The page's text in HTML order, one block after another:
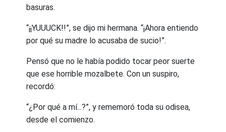
basuras.
“¡¡YUUUCK!!”, se dijo mi hermana. “¡Ahora entiendo
por qué su madre lo acusaba de sucio!”.
Pensó que no le había podido tocar peor suerte
que ese horrible mozalbete. Con un suspiro,
recordó:
“¿Por qué a mí...?”, y rememoró toda su odisea,
desde el comienzo.